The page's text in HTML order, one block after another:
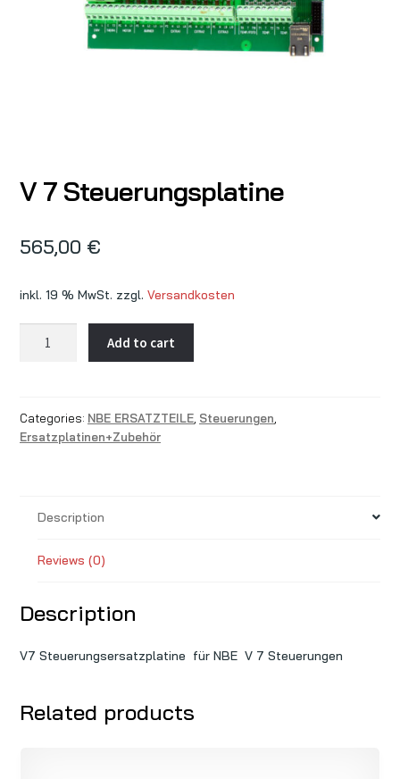
V 7 Steuerungsplatine
565,00 €
inkl. 19 % MwSt. zzgl. Versandkosten
Add to cart
Categories: NBE ERSATZTEILE, Steuerungen,
Ersatzplatinen+Zubehör
Description
Reviews (0)
Description
V7 Steuerungsersatzplatine für NBE V 7 Steuerungen
Related products